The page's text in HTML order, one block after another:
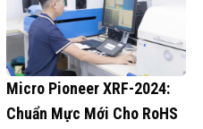
Micro Pioneer XRF-2024:
Chuẩn Mực Mới Cho RoHS